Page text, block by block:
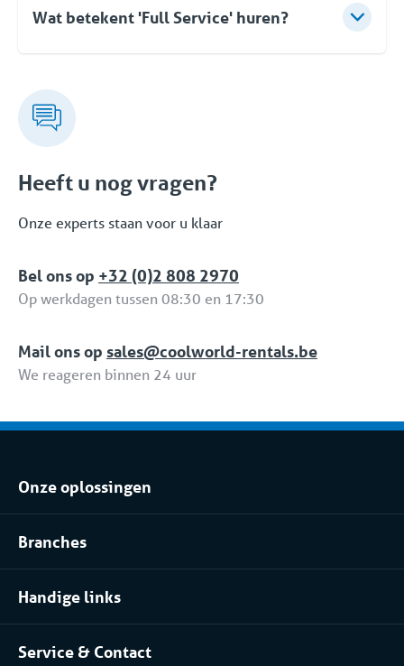
Wat betekent 'Full Service' huren?
enkel het leveren van apparatuur. Standaard kunt u
rekenen op deskundig advies, een flexibele aanpak
en een oplossingsgerichte snelle turnkey levering.
Maar ook na ingebruikname kunt u op elk moment
een beroep op Coolworld doen. Met een eigen
24/7/365 servicedienst garanderen wij u de
zekerheid van een betrouwbare oplossing. Dit
volledige pakket aan dedicated diensten en
Verhuur Formule.
Heeft u nog vragen?
Onze experts staan voor u klaar
Bel ons op +32 (0)2 808 2970
Op werkdagen tussen 08:30 en 17:30
Mail ons op sales@coolworld-rentals.be
We reageren binnen 24 uur
Onze oplossingen
Klimaatbeheersing huren
Koel- of vriesopslag huren
Procesinstallatie huren
Branches
Voedingsindustrie
Pharma
(Petro)chemie
Meer branches
Handige links
Over Coolworld
Projecten
Service & Contact